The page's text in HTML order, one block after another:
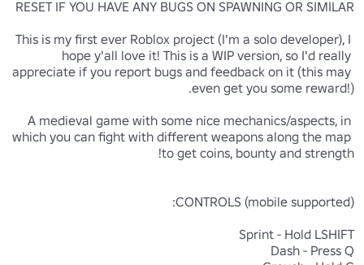
This is my first ever Roblox project (I'm a solo developer), I
hope y'all love it! This is a WIP version, so I'd really
appreciate if you report bugs and feedback on it (this may
A medieval game with some nice mechanics/aspects, in
which you can fight with different weapons along the map